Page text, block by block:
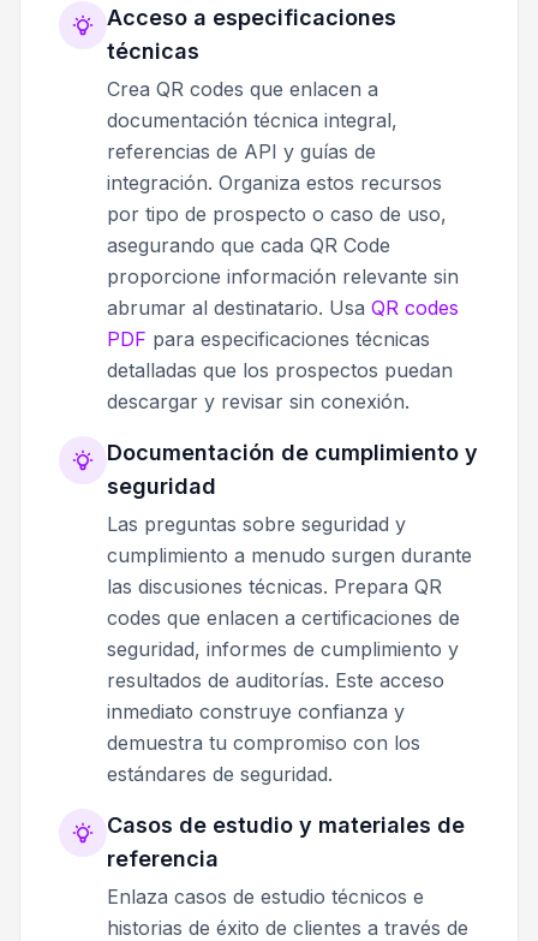
Acceso a especificaciones
técnicas
Crea QR codes que enlacen a
documentación técnica integral,
referencias de API y guías de
integración. Organiza estos recursos
por tipo de prospecto o caso de uso,
asegurando que cada QR Code
proporcione información relevante sin
abrumar al destinatario. Usa QR codes
PDF para especificaciones técnicas
detalladas que los prospectos puedan
descargar y revisar sin conexión.
Documentación de cumplimiento y
seguridad
Las preguntas sobre seguridad y
cumplimiento a menudo surgen durante
las discusiones técnicas. Prepara QR
codes que enlacen a certificaciones de
seguridad, informes de cumplimiento y
resultados de auditorías. Este acceso
inmediato construye confianza y
demuestra tu compromiso con los
estándares de seguridad.
Casos de estudio y materiales de
referencia
Enlaza casos de estudio técnicos e
historias de éxito de clientes a través de